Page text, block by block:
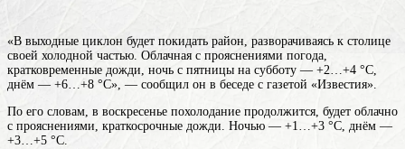
«В выходные циклон будет покидать район, разворачиваясь к столице
своей холодной частью. Облачная с прояснениями погода,
кратковременные дожди, ночь с пятницы на субботу — +2…+4 °С,
днём — +6…+8 °С», — сообщил он в беседе с газетой «Известия».
По его словам, в воскресенье похолодание продолжится, будет облачно
с прояснениями, краткосрочные дожди. Ночью — +1…+3 °С, днём —
+3…+5 °С.